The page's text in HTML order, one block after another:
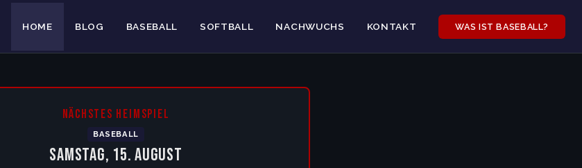
HOME BLOG BASEBALL SOFTBALL NACHWUCHS KONTAKT WAS IST BASEBALL?
NÄCHSTES HEIMSPIEL
BASEBALL
Samstag, 15. August